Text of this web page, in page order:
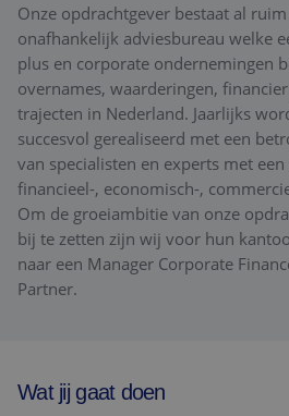
Onze opdrachtgever bestaat al
onafhankelijk adviesbureau welke
plus en corporate ondernemingen
overnames, waarderingen,
trajecten in Nederland. Jaarlijks
succesvol gerealiseerd met een
van specialisten en experts met
financieel-, economisch-,
Om de groeiambitie van onze
bij te zetten zijn wij voor hun
naar een Manager Corporate
Partner.
Wat jij gaat doen